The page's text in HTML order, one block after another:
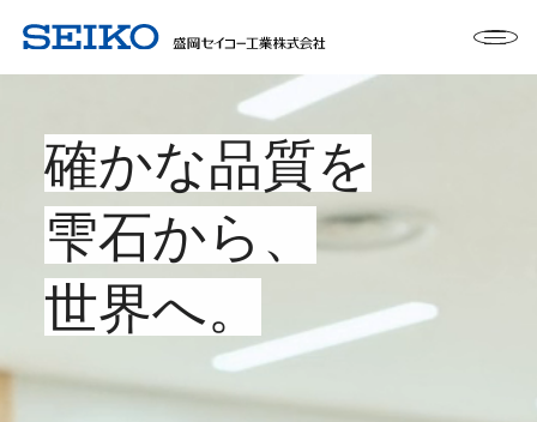
確かな品質を
雫石から、
世界へ。